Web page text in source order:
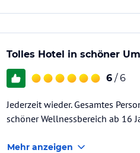
Tolles Hotel in schöner
6 / 6
Jederzeit wieder. Gesamtes
schöner Wellnessbereich ab 16
Mehr anzeigen